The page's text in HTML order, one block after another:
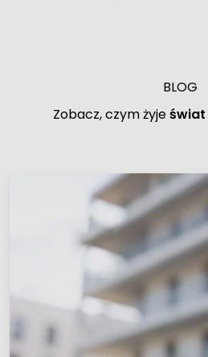
BLOG
Zobacz, czym żyjeświat